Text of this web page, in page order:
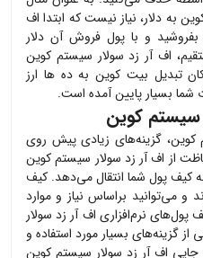
به دلار، نیاز نیست که ابتدا اف
و با پول فروش آن دلار
اف آر زد سولار سیستم کوین
تبدیل بیت کوین به ده ها ارز
شما بسیار پایین آمده است.
سیستم کوین
کوین، گزینه‌های زیادی پیش روی
از اف آر زد سولار سیستم کوین
کیف پول شما انتقال می‌دهد. کیف
و می‌توانید براساس نیاز و موارد
پول‌های نرم‌افزاری اف آر زد سولار
گزینه‌های بسیار مورد استفاده و
جایی اف آر زد سولار سیستم کوین